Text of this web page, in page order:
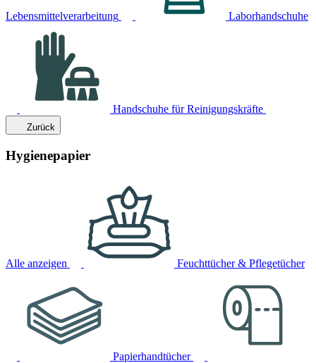
Lebensmittelverarbeitung Laborhandschuhe
Handschuhe für Reinigungskräfte
Zurück
Hygienepapier
Alle anzeigen Feuchttücher & Pflegetücher
Papierhandtücher